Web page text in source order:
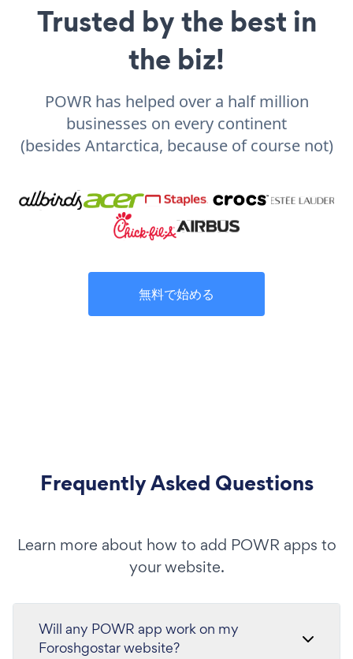
Trusted by the best in
the biz!
POWR has helped over a half million
businesses on every continent
(besides Antarctica, because of course not)
無料で始める
Frequently Asked Questions
Learn more about how to add POWR apps to
your website.
Will any POWR app work on my
Foroshgostar website?